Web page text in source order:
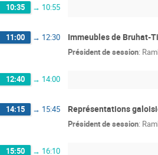
10:35 → 10:55
11:00 → 12:30 Immeubles de Bruhat-
Président de session:
12:40 → 14:00
14:15 → 15:45 Représentations
Président de session:
15:50 → 16:10